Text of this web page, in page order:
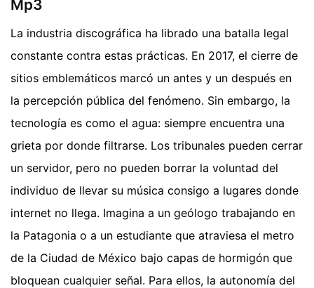
Mp3
La industria discográfica ha librado una batalla legal
constante contra estas prácticas. En 2017, el cierre de
sitios emblemáticos marcó un antes y un después en
la percepción pública del fenómeno. Sin embargo, la
tecnología es como el agua: siempre encuentra una
grieta por donde filtrarse. Los tribunales pueden cerrar
un servidor, pero no pueden borrar la voluntad del
individuo de llevar su música consigo a lugares donde
internet no llega. Imagina a un geólogo trabajando en
la Patagonia o a un estudiante que atraviesa el metro
de la Ciudad de México bajo capas de hormigón que
bloquean cualquier señal. Para ellos, la autonomía del